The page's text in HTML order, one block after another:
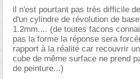
il n'est pourtant pas très difficile
d'un cylindre de révolution de
1.2mm.... (de toutes facons
pas la forme la réponse sera
rapport à la réalité car recouvrir
cube de même surface ne prend
de peinture...)